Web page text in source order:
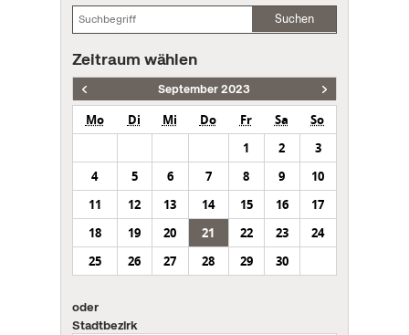
Suchen
Zeitraum wählen
September 2023
Mo Di Mi Do Fr Sa
So
1
2
3
4
5 6 7 8 9
10
11
12 13 14 15 16
17
18
19 20 21 22 23
24
25
26 27 28 29 30
oder
Stadtbezirk